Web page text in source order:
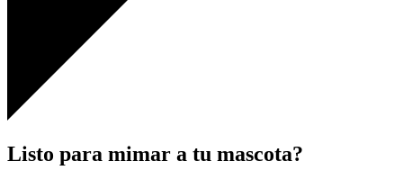
Listo para mimar a tu mascota?